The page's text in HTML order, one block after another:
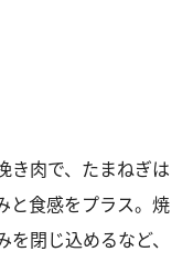
き肉で、たまねぎは
と食感をプラス。焼
閉じ込めるなど、